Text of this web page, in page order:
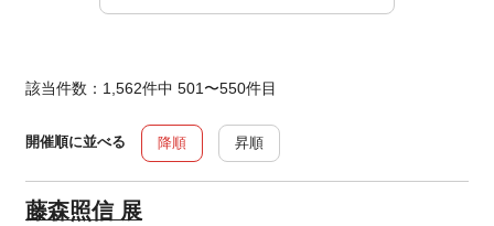
該当件数：1,562件中 501〜550件目
開催順に並べる 降順 昇順
藤森照信 展